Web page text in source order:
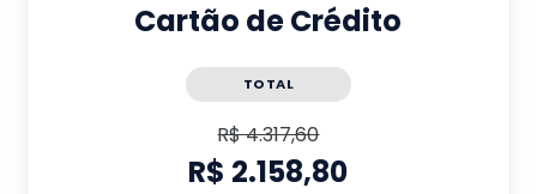
Cartão de Crédito
TOTAL
R$ 4.317,60
R$ 2.158,80